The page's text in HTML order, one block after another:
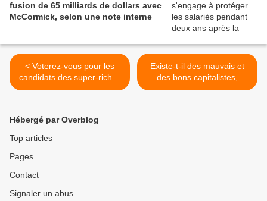
fusion de 65 milliards de dollars avec
McCormick, selon une note interne
< Voterez-vous pour les
candidats des super-riches
?
Existe-t-il des mauvais et
des bons capitalistes,
pardon entrepreneurs libres
Hébergé par Overblog
Top articles
Pages
Contact
Signaler un abus